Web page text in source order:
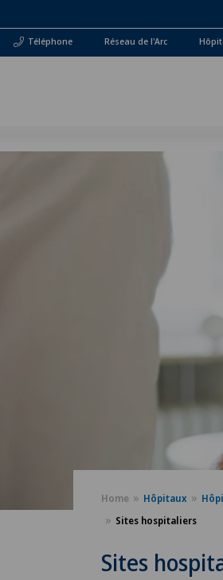
Téléphone Réseau de l'Arc
Home Hôpitaux
Sites hospitaliers
Sites